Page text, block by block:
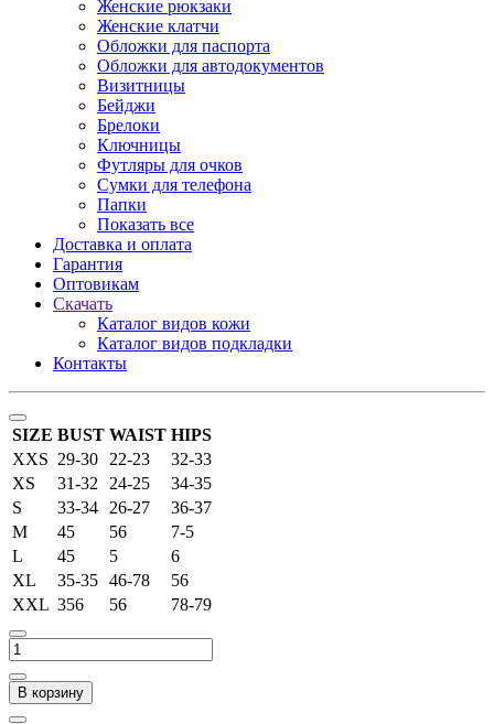
Женские рюкзаки
Женские клатчи
Обложки для паспорта
Обложки для автодокументов
Визитницы
Бейджи
Брелоки
Ключницы
Футляры для очков
Сумки для телефона
Папки
Показать все
Доставка и оплата
Гарантия
Оптовикам
Скачать
Каталог видов кожи
Каталог видов подкладки
Контакты
SIZE BUST WAIST HIPS
XXS 29-30 22-23
32-33
XS
31-32 24-25
34-35
S
33-34 26-27
36-37
M
45 56
7-5
L
45 5
6
XL
35-35 46-78
56
XXL 356 56 78-79
В корзину